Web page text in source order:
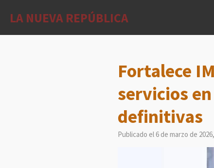
LA NUEVA REPÚBLICA
Fortalece
servicios
definitivas
Publicado el 6 de marzo de